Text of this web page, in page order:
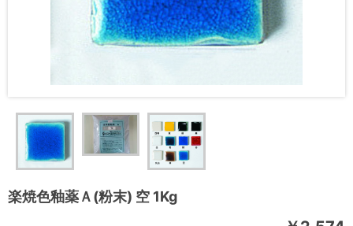
楽焼色釉薬Ａ(粉末) 空 1Kg